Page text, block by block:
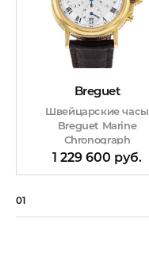
Breguet
Швейцарские часы
Breguet Marine
Chronograph
1 229 600 руб.
01